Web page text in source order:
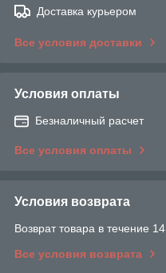
Доставка курьером
Все условия доставки
Условия оплаты
Безналичный расчет
Все условия оплаты
Условия возврата
Возврат товара в течение
Все условия возврата